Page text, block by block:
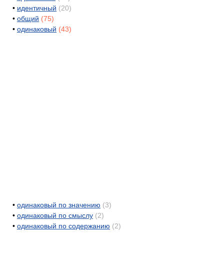
• идентичный (20)
• общий (75)
• одинаковый (43)
• одинаковый по значению (3)
• одинаковый по смыслу (2)
• одинаковый по содержанию (2)